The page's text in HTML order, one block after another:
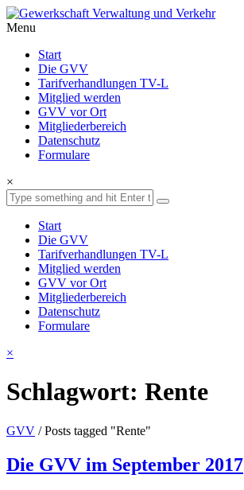
Menu
Start
Die GVV
Tarifverhandlungen TV-L
Mitglied werden
GVV vor Ort
Mitgliederbereich
Datenschutz
Formulare
×
Start
Die GVV
Tarifverhandlungen TV-L
Mitglied werden
GVV vor Ort
Mitgliederbereich
Datenschutz
Formulare
×
Schlagwort: Rente
GVV /Posts tagged "Rente"
Die GVV im September 2017